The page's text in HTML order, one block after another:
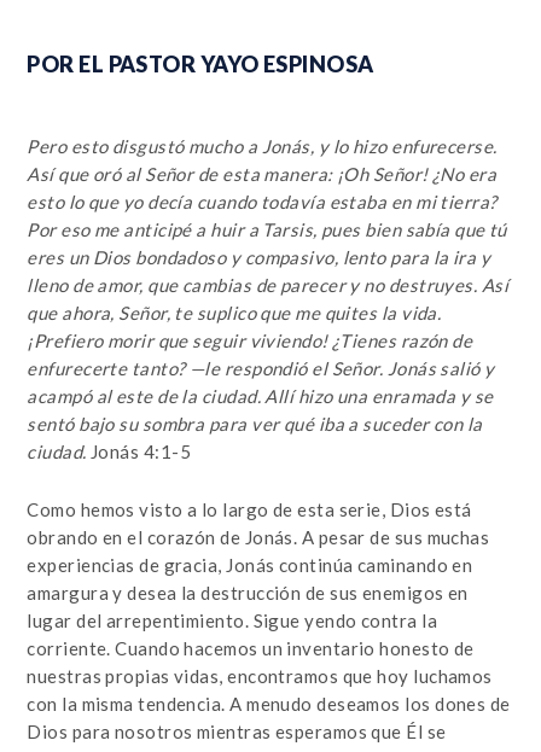
POR EL PASTOR YAYO ESPINOSA
Pero esto disgustó mucho a Jonás, y lo hizo enfurecerse.
Así que oró al Señor de esta manera: ¡Oh Señor! ¿No era
esto lo que yo decía cuando todavía estaba en mi tierra?
Por eso me anticipé a huir a Tarsis, pues bien sabía que tú
eres un Dios bondadoso y compasivo, lento para la ira y
lleno de amor, que cambias de parecer y no destruyes. Así
que ahora, Señor, te suplico que me quites la vida.
¡Prefiero morir que seguir viviendo! ¿Tienes razón de
enfurecerte tanto? —le respondió el Señor. Jonás salió y
acampó al este de la ciudad. Allí hizo una enramada y se
sentó bajo su sombra para ver qué iba a suceder con la
ciudad. Jonás 4:1-5
Como hemos visto a lo largo de esta serie, Dios está
obrando en el corazón de Jonás. A pesar de sus muchas
experiencias de gracia, Jonás continúa caminando en
amargura y desea la destrucción de sus enemigos en
lugar del arrepentimiento. Sigue yendo contra la
corriente. Cuando hacemos un inventario honesto de
nuestras propias vidas, encontramos que hoy luchamos
con la misma tendencia. A menudo deseamos los dones de
Dios para nosotros mientras esperamos que Él se